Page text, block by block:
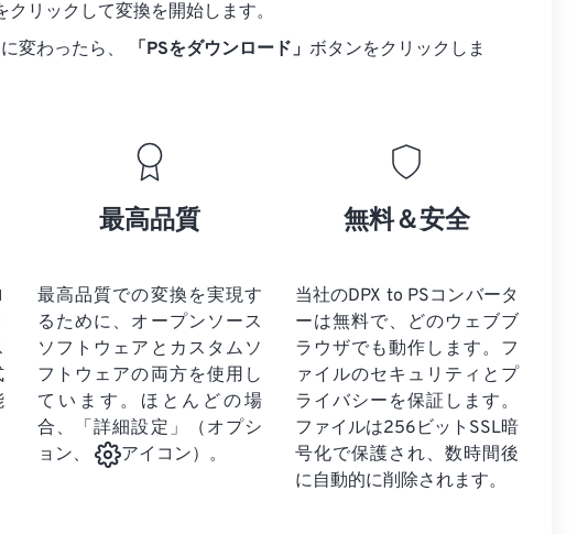
クリックして変換を開始します。
変わったら、
「PSをダウンロード」 ボタンをクリックしま
最高品質
最高品質での変換を実現す
るために、オープンソース
ソフトウェアとカスタムソ
フトウェアの両方を使用し
ています。ほとんどの場
合、「詳細設定」（オプシ
ョン、
アイコン）。
無料＆安全
当社のDPX to PSコンバータ
ーは無料で、どのウェブブ
ラウザでも動作します。フ
ァイルのセキュリティとプ
ライバシーを保証します。
ファイルは256ビットSSL暗
号化で保護され、数時間後
に自動的に削除されます。